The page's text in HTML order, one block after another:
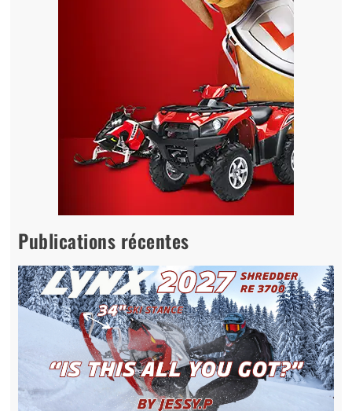
Publications récentes